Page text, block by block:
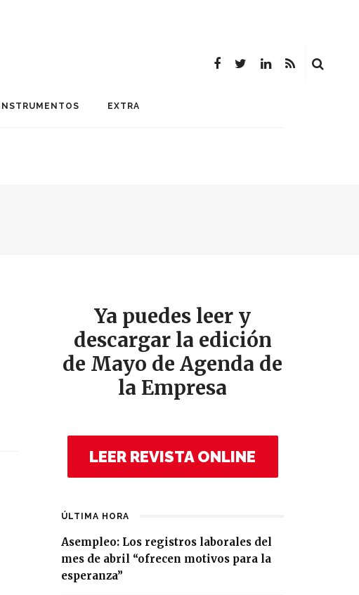
INSTRUMENTOS EXTRA
Ya puedes leer y
descargar la edición
de Mayo de Agenda de
la Empresa
LEER REVISTA ONLINE
ÚLTIMA HORA
Asempleo: Los registros laborales del
mes de abril “ofrecen motivos para la
esperanza”